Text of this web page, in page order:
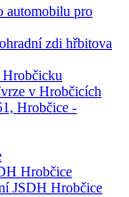
automobilu pro
zdi hřbitova
Hrobčicku
v Hrobčicích
Hrobčice -
Hrobčice
JSDH Hrobčice